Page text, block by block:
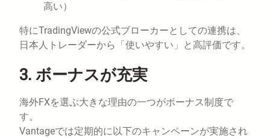
高い）
特にTradingViewの公式ブローカーとしての連携は、
日本人トレーダーから「使いやすい」と高評価です。
3. ボーナスが充実
海外FXを選ぶ大きな理由の一つがボーナス制度で
す。
Vantageでは定期的に以下のキャンペーンが実施され